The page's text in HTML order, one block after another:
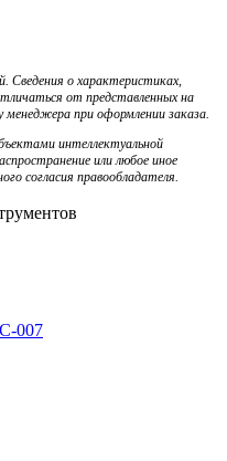
Сведения о характеристиках,
от представленных на
при оформлении заказа.
интеллектуальной
или любое иное
согласия правообладателя.
007